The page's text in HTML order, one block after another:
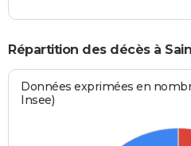
Répartition des décès à
Données exprimées en
Insee)